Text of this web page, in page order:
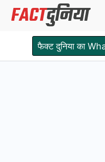
Skip
content
Fact
Dunia
फैक्ट दुनिया का